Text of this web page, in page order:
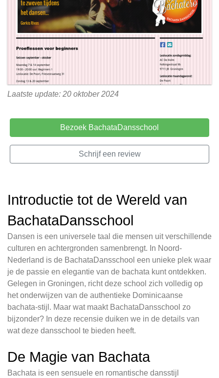
Laatste update: 20 oktober 2024
Bezoek BachataDansschool
Schrijf een review
Introductie tot de Wereld van
BachataDansschool
Dansen is een universele taal die mensen uit verschillende
culturen en achtergronden samenbrengt. In Noord-
Nederland is de BachataDansschool een unieke plek waar
je de passie en elegantie van de bachata kunt ontdekken.
Gelegen in Groningen, richt deze school zich volledig op
het onderwijzen van de authentieke Dominicaanse
bachata-stijl. Maar wat maakt BachataDansschool zo
bijzonder? In deze recensie duiken we in de details van
wat deze dansschool te bieden heeft.
De Magie van Bachata
Bachata is een sensuele en romantische dansstijl